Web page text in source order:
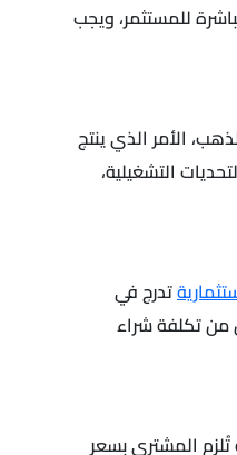
للمستثمر، ويجب
الأمر الذي ينتج
التشغيلية،
تدرج في
من تكلفة شراء
المشتري بسعر